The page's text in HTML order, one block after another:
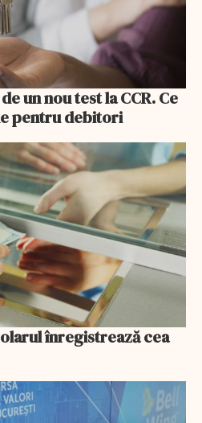
un nou test la CCR. Ce
pentru debitori
înregistrează cea